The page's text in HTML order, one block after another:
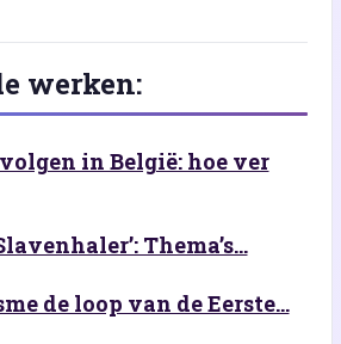
werken:
in België: hoe ver
Thema’s...
de loop van de Eerste...